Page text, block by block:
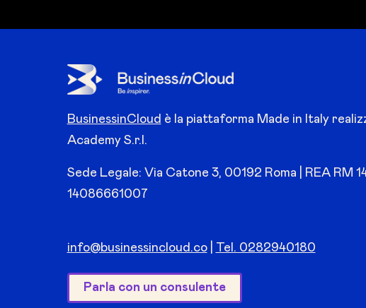
BusinessinCloud è la piattaforma Made in Italy
Academy S.r.l.
Sede Legale: Via Catone 3, 00192 Roma | REA RM
14086661007
info@businessincloud.co| Tel. 0282940180
Parla con un consulente